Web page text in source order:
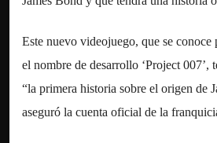
Este nuevo videojuego, que se
el nombre de desarrollo ‘Project 007’,
“la primera historia sobre el origen de
aseguró la cuenta oficial de la